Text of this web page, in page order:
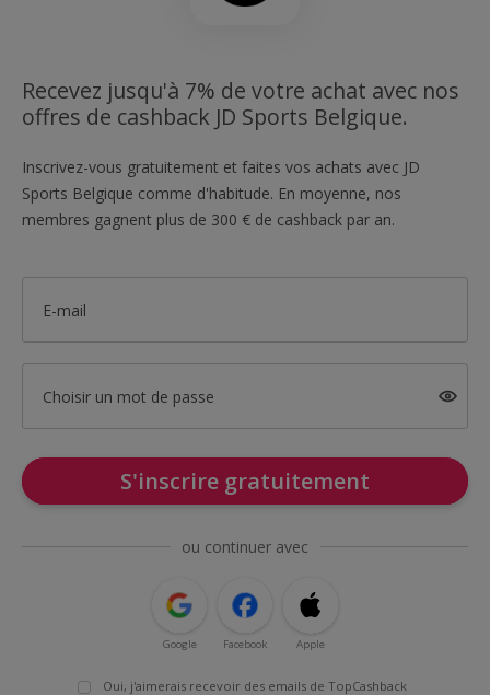
Recevez jusqu'à 7% de votre achat avec nos
offres de cashback JD Sports Belgique.
Inscrivez-vous gratuitement et faites vos achats avec JD
Sports Belgique comme d'habitude. En moyenne, nos
membres gagnent plus de 300 € de cashback par an.
E-mail
Choisir un mot de passe
S'inscrire gratuitement
ou continuer avec
Google Facebook Apple
Oui, j'aimerais recevoir des emails de TopCashback